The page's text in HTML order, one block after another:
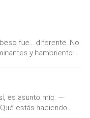
parece que es
la m****a siempre
—Samantha
fue... diferente. No
y hambrientos
contra su
la intensidad de lo
Mis manos
boca continuaba
estás haciendo